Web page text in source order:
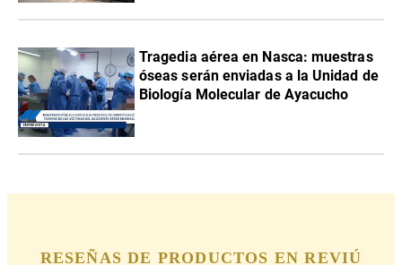
Tragedia aérea en Nasca: muestras
óseas serán enviadas a la Unidad de
Biología Molecular de Ayacucho